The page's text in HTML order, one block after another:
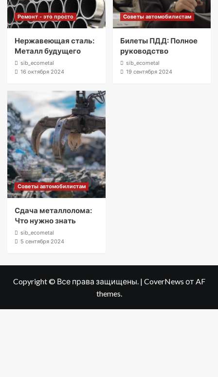
Ремонт - это просто
Нержавеющая сталь:
Металл будущего
sib_ecometal
16 октября 2024
Советы автомобилистам
Билеты ПДД: Полное
руководство
sib_ecometal
19 сентября 2024
Советы автомобилистам
Сдача металлолома:
Что нужно знать
sib_ecometal
5 сентября 2024
Copyright © Все права защищены. | CoverNews от AF
themes.